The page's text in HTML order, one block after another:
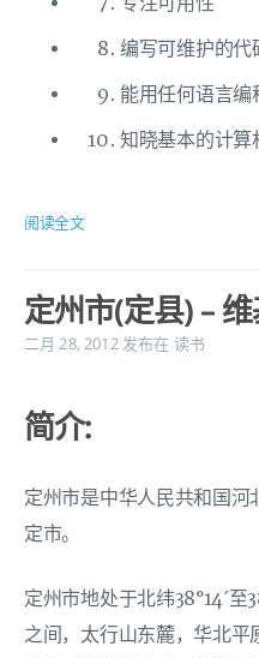
编写可维护的代
能用任何语言编
知晓基本的计算
阅读全文
定州市(定县) –
二月 28, 2012 发布在 读书
简介:
定州市是中华人民共和国
定市。
定州市地处于北纬38°14ˊ至
之间，太行山东麓，华北